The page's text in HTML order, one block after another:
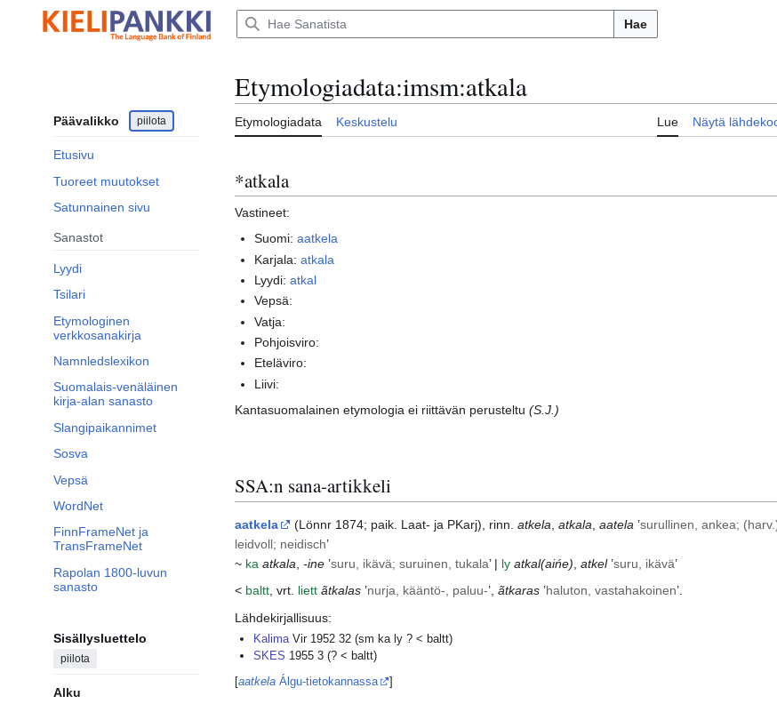
sisältöön
Hae
Päävalikko piilota
Etusivu
Tuoreet muutokset
Satunnainen sivu
Sanastot
Lyydi
Tsilari
Etymologinen
verkkosanakirja
Namnledslexikon
Suomalais-venäläinen
kirja-alan sanasto
Slangipaikannimet
Sosva
Vepsä
WordNet
FinnFrameNet ja
TransFrameNet
Rapolan 1800-luvun
sanasto
Sisällysluettelo
piilota
Alku
Etymologiadata:imsm:atkala
Etymologiadata Keskustelu Lue Näytä
*atkala
Vastineet:
Suomi:aatkela
Karjala:atkala
Lyydi:atkal
Vepsä:
Vatja:
Pohjoisviro:
Eteläviro:
Liivi:
Kantasuomalainen etymologia ei riittävän perusteltu (S.J.)
SSA:n sana-artikkeli
aatkela (Lönnr 1874; paik. Laat- ja PKarj), rinn. atkela atkala aatela ’surullinen, ankea;
leidvoll; neidisch’
~ ka atkala -ine ’suru, ikävä; suruinen, tukala’ | ly atkal(aińe) atkel’suru, ikävä’
< baltt, vrt. liett ãtkalas ’nurja, kääntö-, paluu-’, ãtkaras ’haluton, vastahakoinen’.
Lähdekirjallisuus:
KalimaVir 1952 32 (sm ka ly ? < baltt)
SKES 1955 3 (? < baltt)
[aatkela Álgu-tietokannassa ]